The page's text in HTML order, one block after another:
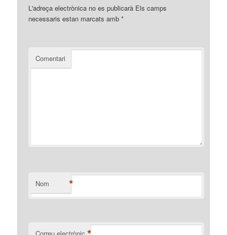
L'adreça electrònica no es publicarà Els camps
necessaris estan marcats amb*
Comentari
Nom *